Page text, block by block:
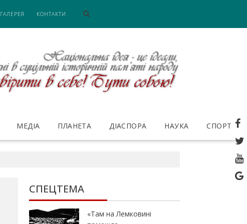
ГАЛЕРЕЯ КОНТАКТИ
МЕДІА ПЛАНЕТА ДІАСПОРА НАУКА СПОРТ
СПЕЦТЕМА
«Там на Лемковині